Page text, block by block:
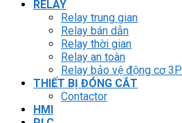
RELAY
Relay trung gian
Relay bán dẫn
Relay thời gian
Relay an toàn
Relay bảo vệ động cơ 3P
THIẾT BỊ ĐÓNG CẮT
Contactor
HMI